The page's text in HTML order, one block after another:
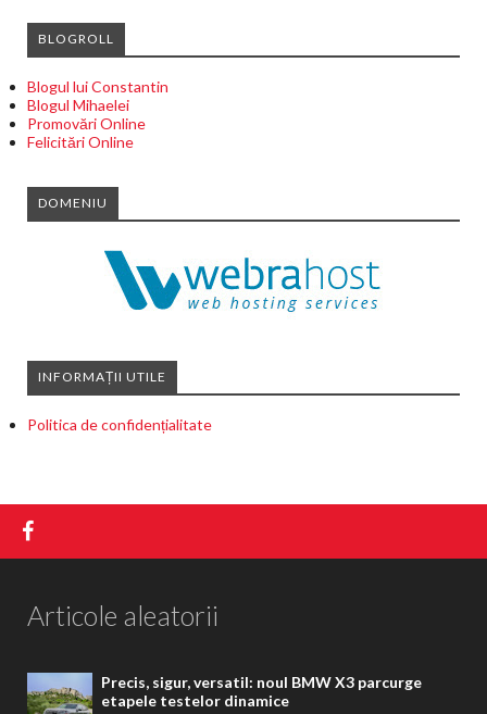
BLOGROLL
Blogul lui Constantin
Blogul Mihaelei
Promovări Online
Felicitări Online
DOMENIU
INFORMAȚII UTILE
Politica de confidențialitate
Articole aleatorii
Precis, sigur, versatil: noul BMW X3 parcurge
etapele testelor dinamice